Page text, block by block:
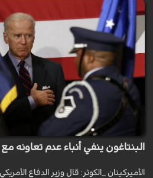
البنتاغون ينفي أنباء عدم تعاونه مع
الأميرکيتان _الكوثر: قال وزير الدفاع